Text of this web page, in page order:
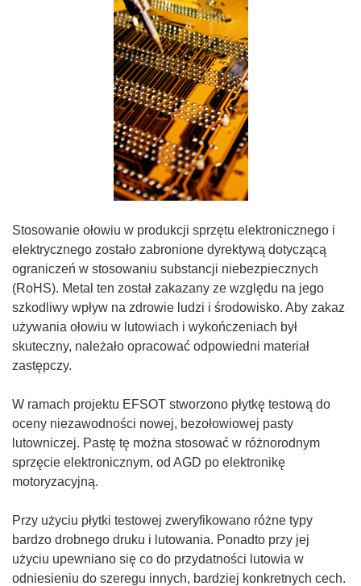
Stosowanie ołowiu w produkcji sprzętu elektronicznego i
elektrycznego zostało zabronione dyrektywą dotyczącą
ograniczeń w stosowaniu substancji niebezpiecznych
(RoHS). Metal ten został zakazany ze względu na jego
szkodliwy wpływ na zdrowie ludzi i środowisko. Aby zakaz
używania ołowiu w lutowiach i wykończeniach był
skuteczny, należało opracować odpowiedni materiał
zastępczy.
W ramach projektu EFSOT stworzono płytkę testową do
oceny niezawodności nowej, bezołowiowej pasty
lutowniczej. Pastę tę można stosować w różnorodnym
sprzęcie elektronicznym, od AGD po elektronikę
motoryzacyjną.
Przy użyciu płytki testowej zweryfikowano różne typy
bardzo drobnego druku i lutowania. Ponadto przy jej
użyciu upewniano się co do przydatności lutowia w
odniesieniu do szeregu innych, bardziej konkretnych cech.